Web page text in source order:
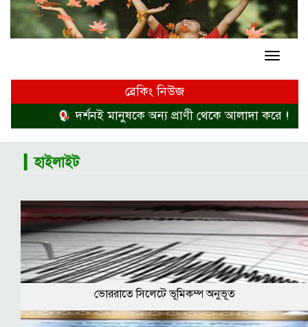
ব্রেকিং নিউজ
দর্শনই মানুষকে অন্য প্রাণী থেকে আলাদা করে
হত্যা
▎হাইলাইট
ভোররাতে সিলেটে ভূমিকম্প অনুভূত